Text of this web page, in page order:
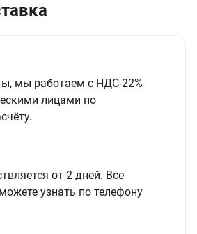
мы работаем с НДС-22%
лицами по
от 2 дней. Все
узнать по телефону